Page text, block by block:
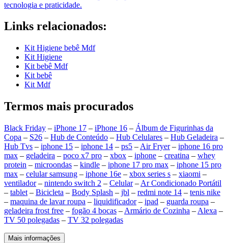
tecnologia e praticidade.
Links relacionados:
Kit Higiene bebê Mdf
Kit Higiene
Kit bebê Mdf
Kit bebê
Kit Mdf
Termos mais procurados
Black Friday – iPhone 17 – iPhone 16 – Álbum de Figurinhas da
Copa – S26 – Hub de Conteúdo – Hub Celulares – Hub Geladeira –
Hub Tvs – iphone 15 – iphone 14 – ps5 – Air Fryer– iphone 16 pro
max – geladeira – poco x7 pro – xbox – iphone – creatina – whey
protein – microondas – kindle – iphone 17 pro max – iphone 15 pro
max – celular samsung – iphone 16e – xbox series s – xiaomi –
ventilador– nintendo switch 2 – Celular– Ar Condicionado Portátil
– tablet – Bicicleta – Body Splash – jbl – redmi note 14 – tenis nike
– maquina de lavar roupa – liquidificador– ipad – guarda roupa –
geladeira frost free – fogão 4 bocas – Armário de Cozinha – Alexa –
TV 50 polegadas – TV 32 polegadas
Mais informações